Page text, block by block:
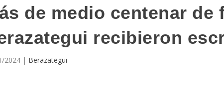
de medio centenar de
recibieron
2024 | Berazategui